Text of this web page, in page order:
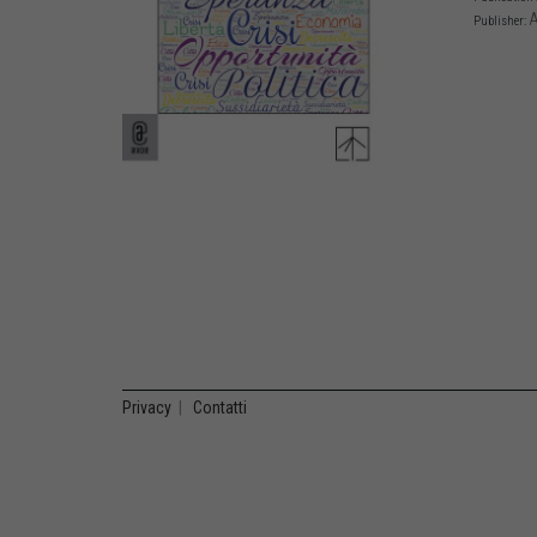
Publisher:
Privacy Contatti